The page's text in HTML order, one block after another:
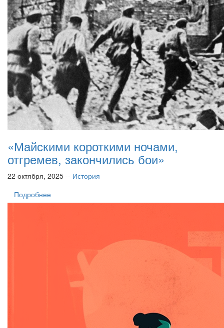
«Майскими короткими ночами,
отгремев, закончились бои»
22 октября, 2025 -- История
Подробнее